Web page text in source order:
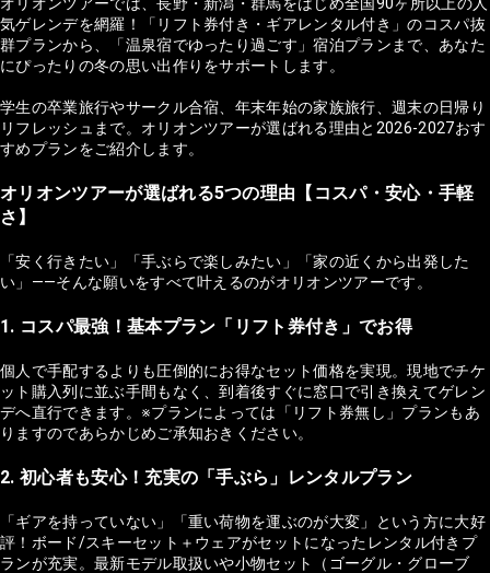
気ゲレンデを網羅！「リフト券付き・ギアレンタル付き」のコスパ抜
群プランから、「温泉宿でゆったり過ごす」宿泊プランまで、あなた
にぴったりの冬の思い出作りをサポートします。
学生の卒業旅行やサークル合宿、年末年始の家族旅行、週末の日帰り
リフレッシュまで。オリオンツアーが選ばれる理由と2026-2027おす
すめプランをご紹介します。
オリオンツアーが選ばれる5つの理由【コスパ・安心・手軽
さ】
「安く行きたい」「手ぶらで楽しみたい」「家の近くから出発した
い」——そんな願いをすべて叶えるのがオリオンツアーです。
1. コスパ最強！基本プラン「リフト券付き」でお得
個人で手配するよりも圧倒的にお得なセット価格を実現。現地でチケ
ット購入列に並ぶ手間もなく、到着後すぐに窓口で引き換えてゲレン
デへ直行できます。※プランによっては「リフト券無し」プランもあ
りますのであらかじめご承知おきください。
2. 初心者も安心！充実の「手ぶら」レンタルプラン
「ギアを持っていない」「重い荷物を運ぶのが大変」という方に大好
評！ボード/スキーセット＋ウェアがセットになったレンタル付きプ
ランが充実。最新モデル取扱いや小物セット（ゴーグル・グローブ